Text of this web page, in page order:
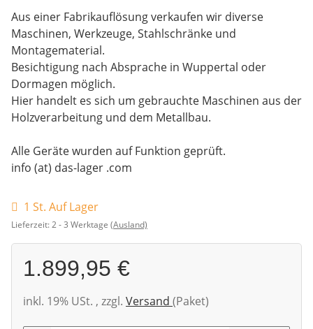
Aus einer Fabrikauflösung verkaufen wir diverse
Maschinen, Werkzeuge, Stahlschränke und
Montagematerial.
Besichtigung nach Absprache in Wuppertal oder
Dormagen möglich.
Hier handelt es sich um gebrauchte Maschinen aus der
Holzverarbeitung und dem Metallbau.
Alle Geräte wurden auf Funktion geprüft.
info (at) das-lager .com
1 St. Auf Lager
Lieferzeit:2 - 3 Werktage (Ausland)
1.899,95 €
inkl. 19% USt. , zzgl. Versand (Paket)